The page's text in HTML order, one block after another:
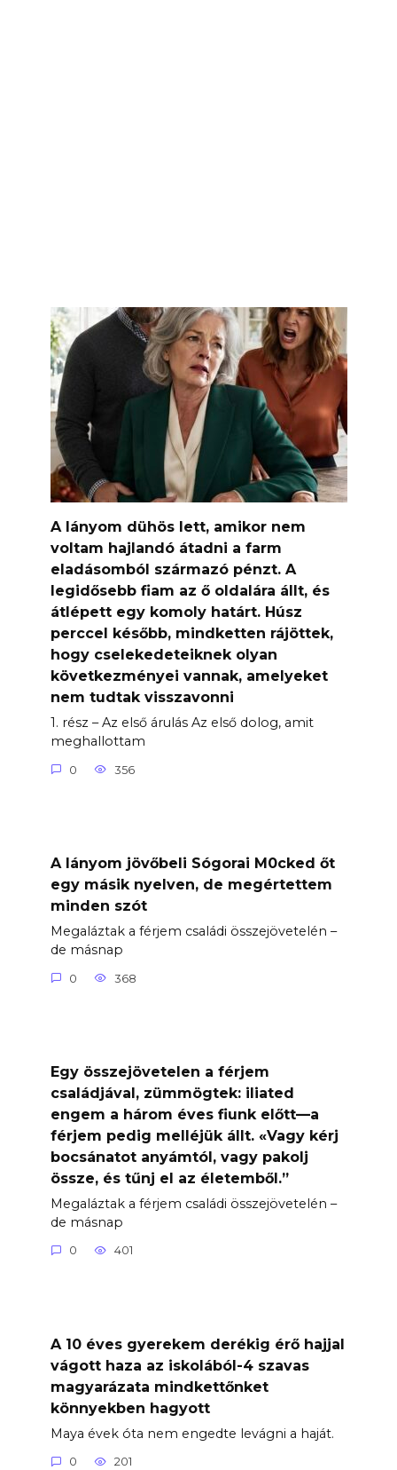
A lányom dühös lett, amikor nem
voltam hajlandó átadni a farm
eladásomból származó pénzt. A
legidősebb fiam az ő oldalára állt, és
átlépett egy komoly határt. Húsz
perccel később, mindketten rájöttek,
hogy cselekedeteiknek olyan
következményei vannak, amelyeket
nem tudtak visszavonni
1. rész – Az első árulás Az első dolog, amit
meghallottam
0 356
A lányom jövőbeli Sógorai M0cked őt
egy másik nyelven, de megértettem
minden szót
Megaláztak a férjem családi összejövetelén –
de másnap
0 368
Egy összejövetelen a férjem
családjával, zümmögtek: iliated
engem a három éves fiunk előtt—a
férjem pedig melléjük állt. «Vagy kérj
bocsánatot anyámtól, vagy pakolj
össze, és tűnj el az életemből.”
Megaláztak a férjem családi összejövetelén –
de másnap
0 401
A 10 éves gyerekem derékig érő hajjal
vágott haza az iskolából-4 szavas
magyarázata mindkettőnket
könnyekben hagyott
Maya évek óta nem engedte levágni a haját.
0 201